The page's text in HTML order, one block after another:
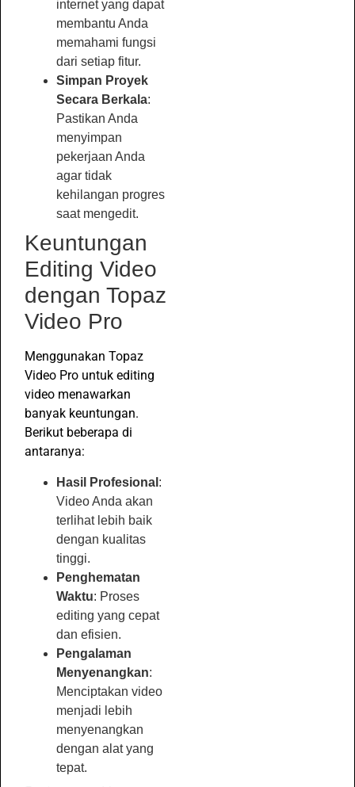
internet yang dapat
membantu Anda
memahami fungsi
dari setiap fitur.
Simpan Proyek
Secara Berkala:
Pastikan Anda
menyimpan
pekerjaan Anda
agar tidak
kehilangan progres
saat mengedit.
Keuntungan
Editing Video
dengan Topaz
Video Pro
Menggunakan Topaz
Video Pro untuk editing
video menawarkan
banyak keuntungan.
Berikut beberapa di
antaranya:
Hasil Profesional :
Video Anda akan
terlihat lebih baik
dengan kualitas
tinggi.
Penghematan
Waktu: Proses
editing yang cepat
dan efisien.
Pengalaman
Menyenangkan:
Menciptakan video
menjadi lebih
menyenangkan
dengan alat yang
tepat.